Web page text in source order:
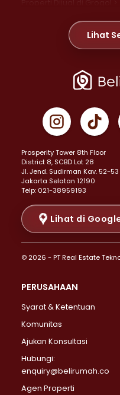
Properti Dijual di Meruya >
Properti Dijual di Jelambar
Properti Dijual di
Properti Dijual di Gambir >
Properti Dijual di Johar
Properti Dijual di Menteng >
Properti Dijual di Senen >
Properti Dijual di Tanah
Properti Dijual di Cikini >
Properti Dijual di Kramat >
Properti Dijual di Pasar
Properti Dijual di
Properti Dijual di
Properti Dijual di Lebak
Properti Dijual di
Properti Dijual di Pondok
Properti Dijual di Lenteng
Properti Dijual di Senayan >
Properti Dijual di Pondok
Lihat
Prosperity Tower 8th Floor
District 8, SCBD Lot 28
JI. Jend. Sudirman Kav. 52-53
Jakarta Selatan 12190
Telp: 021-38959193
Lihat di
© 2026 - PT Real Estate
PERUSAHAAN
Syarat & Ketentuan
Komunitas
Ajukan Konsultasi
Hubungi:
enquiry@belirumah.co
Agen Properti